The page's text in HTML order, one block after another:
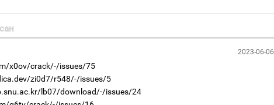
2023-06-06
x0ov/crack/-/issues/75
zi0d7/r548/-/issues/5
lb07/download/-/issues/24